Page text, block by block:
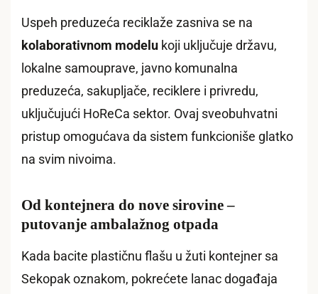
Uspeh preduzeća reciklaže zasniva se na
kolaborativnom modelu koji uključuje državu,
lokalne samouprave, javno komunalna
preduzeća, sakupljače, reciklere i privredu,
uključujući HoReCa sektor. Ovaj sveobuhvatni
pristup omogućava da sistem funkcioniše glatko
na svim nivoima.
Od kontejnera do nove sirovine –
putovanje ambalažnog otpada
Kada bacite plastičnu flašu u žuti kontejner sa
Sekopak oznakom, pokrećete lanac događaja